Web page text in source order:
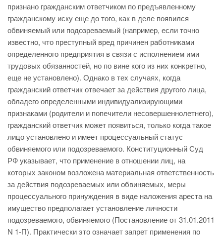
признано гражданским ответчиком по предъявленному
гражданскому иску еще до того, как в деле появился
обвиняемый или подозреваемый (например, если точно
известно, что преступный вред причинен работниками
определенного предприятия в связи с исполнением ими
трудовых обязанностей, но по вине кого из них конкретно,
еще не установлено). Однако в тех случаях, когда
гражданский ответчик отвечает за действия другого лица,
обладего определенными индивидуализирующими
признаками (родители и попечители несовершеннолетнего),
гражданский ответчик может появиться, только когда такое
лицо установлено и имеет процессуальный статус
обвиняемого или подозреваемого. Конституционный Суд
РФ указывает, что применение в отношении лиц, на
которых законом возложена материальная ответственность
за действия подозреваемых или обвиняемых, меры
процессуального принуждения в виде наложения ареста на
имущество предполагает установление личности
подозреваемого, обвиняемого (Постановление от 31.01.2011
N 1-П). Практически это означает запрет применения по